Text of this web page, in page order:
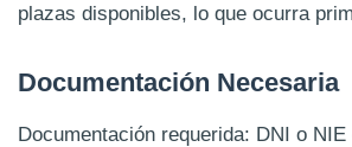
plazas disponibles, lo que ocurra
Documentación Necesaria
Documentación requerida: DNI o NIE